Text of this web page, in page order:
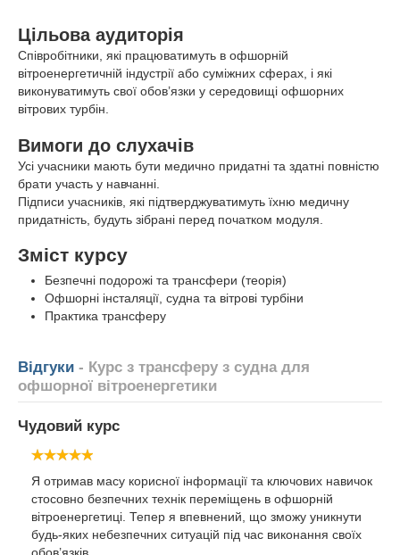
Цільова аудиторія
Співробітники, які працюватимуть в офшорній
вітроенергетичній індустрії або суміжних сферах, і які
виконуватимуть свої обов’язки у середовищі офшорних
вітрових турбін.
Вимоги до слухачів
Усі учасники мають бути медично придатні та здатні повністю
брати участь у навчанні.
Підписи учасників, які підтверджуватимуть їхню медичну
придатність, будуть зібрані перед початком модуля.
Зміст курсу
Безпечні подорожі та трансфери (теорія)
Офшорні інсталяції, судна та вітрові турбіни
Практика трансферу
Відгуки - Курс з трансферу з судна для
офшорної вітроенергетики
Чудовий курс
Я отримав масу корисної інформації та ключових навичок
стосовно безпечних технік переміщень в офшорній
вітроенергетиці. Тепер я впевнений, що зможу уникнути
будь-яких небезпечних ситуацій під час виконання своїх
обов’язків.